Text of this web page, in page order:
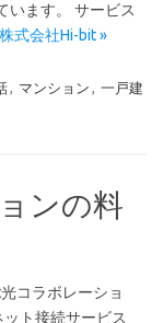
います。 サービス
式会社Hi-bit »
, マンション , 一戸建
ンの料
コラボレーショ
ト接続サービス